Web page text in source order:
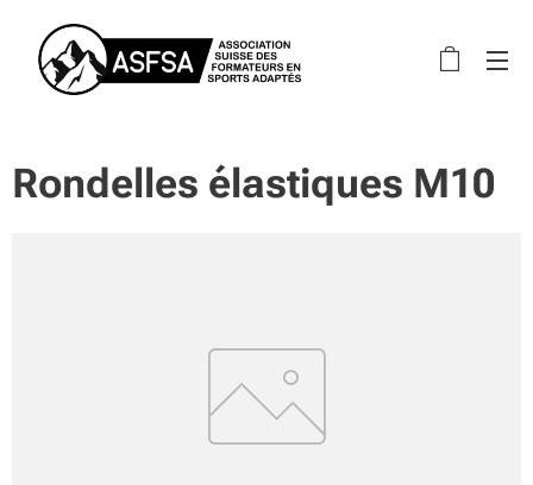
Rondelles élastiques M10